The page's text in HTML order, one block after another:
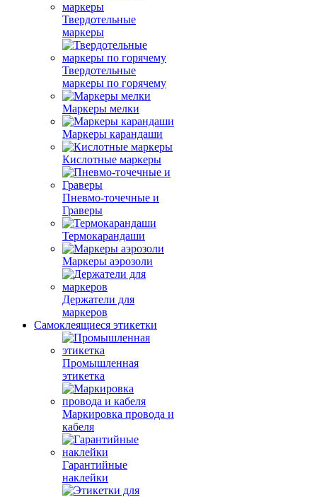
Твердотельные
маркеры
Твердотельные
маркеры по горячему
Маркеры мелки
Маркеры карандаши
Кислотные маркеры
Пневмо-точечные и
Граверы
Термокарандаши
Маркеры аэрозоли
Держатели для
маркеров
Самоклеящиеся этикетки
Промышленная
этикетка
Маркировка провода и
кабеля
Гарантийные
наклейки